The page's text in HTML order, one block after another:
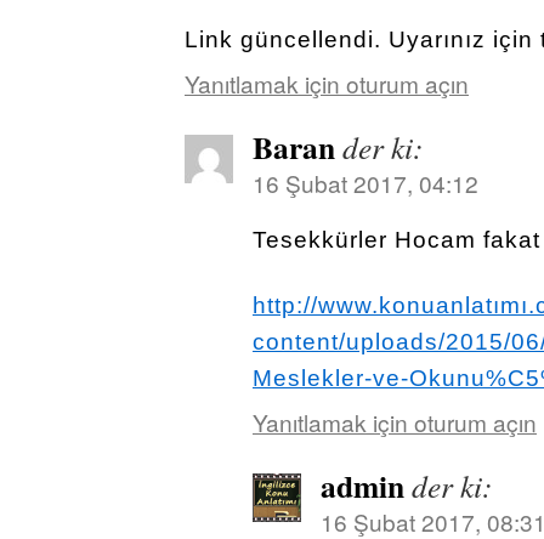
Link güncellendi. Uyarınız için
Yanıtlamak için oturum açın
Barander ki:
16 Şubat 2017, 04:12
Tesekkürler Hocam
http://
content/uploads/2015/
Meslekler-ve-
Yanıtlamak için oturum açın
adminder ki:
16 Şubat 2017,